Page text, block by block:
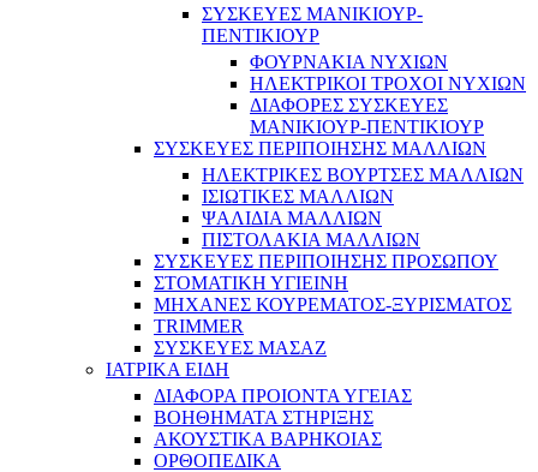
ΣΥΣΚΕΥΕΣ ΜΑΝΙΚΙΟΥΡ-
ΠΕΝΤΙΚΙΟΥΡ
ΦΟΥΡΝΑΚΙΑ ΝΥΧΙΩΝ
ΗΛΕΚΤΡΙΚΟΙ ΤΡΟΧΟΙ ΝΥΧΙΩΝ
ΔΙΑΦΟΡΕΣ ΣΥΣΚΕΥΕΣ
ΜΑΝΙΚΙΟΥΡ-ΠΕΝΤΙΚΙΟΥΡ
ΣΥΣΚΕΥΕΣ ΠΕΡΙΠΟΙΗΣΗΣ ΜΑΛΛΙΩΝ
ΗΛΕΚΤΡΙΚΕΣ ΒΟΥΡΤΣΕΣ ΜΑΛΛΙΩΝ
ΙΣΙΩΤΙΚΕΣ ΜΑΛΛΙΩΝ
ΨΑΛΙΔΙΑ ΜΑΛΛΙΩΝ
ΠΙΣΤΟΛΑΚΙΑ ΜΑΛΛΙΩΝ
ΣΥΣΚΕΥΕΣ ΠΕΡΙΠΟΙΗΣΗΣ ΠΡΟΣΩΠΟΥ
ΣΤΟΜΑΤΙΚΗ ΥΓΙΕΙΝΗ
ΜΗΧΑΝΕΣ ΚΟΥΡΕΜΑΤΟΣ-ΞΥΡΙΣΜΑΤΟΣ
TRIMMER
ΣΥΣΚΕΥΕΣ ΜΑΣΑΖ
ΙΑΤΡΙΚΑ ΕΙΔΗ
ΔΙΑΦΟΡΑ ΠΡΟΙΟΝΤΑ ΥΓΕΙΑΣ
ΒΟΗΘΗΜΑΤΑ ΣΤΗΡΙΞΗΣ
ΑΚΟΥΣΤΙΚΑ ΒΑΡΗΚΟΙΑΣ
ΟΡΘΟΠΕΔΙΚΑ